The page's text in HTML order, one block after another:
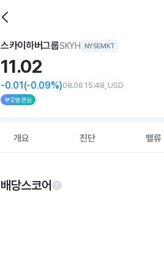
스카이하버그룹SKYH NYSEMKT
11.02
-0.01(-0.09%)08.06 15:48, USD
2명 관심
개요 진단 밸류
배당스코어